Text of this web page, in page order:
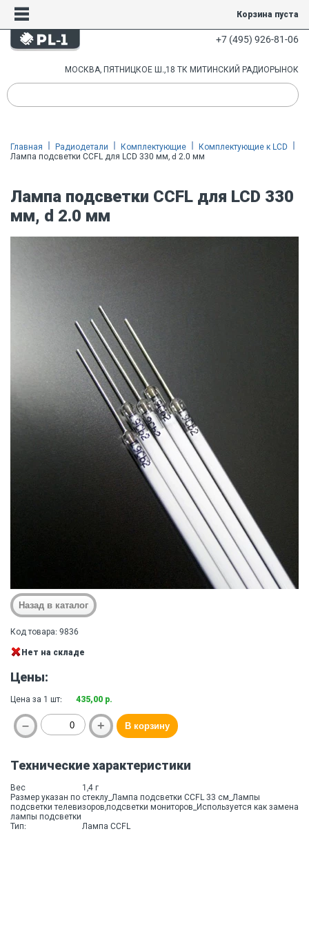
Корзина пуста
+7 (495) 926-81-06
МОСКВА, ПЯТНИЦКОЕ Ш.,18 ТК МИТИНСКИЙ РАДИОРЫНОК
Главная Радиодетали Комплектующие
Комплектующие к LCD
Лампа подсветки CCFL для LCD 330 мм, d 2.0 мм
Лампа подсветки CCFL для LCD 330
мм, d 2.0 мм
Код товара: 9836
Нет на складе
Цены:
Цена за 1 шт: 435,00 р.
Технические характеристики
Вес
1,4 г
Размер указан по стеклу_Лампа подсветки CCFL 33 см_Лампы
подсветки телевизоров,подсветки мониторов_Используется как замена
лампы подсветки
Тип:
Лампа CCFL